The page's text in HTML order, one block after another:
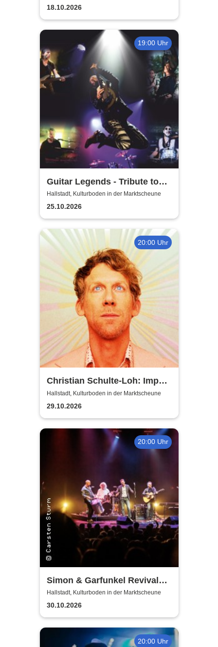
und Leben
18.10.2026
19:00 Uhr
Guitar Legends - Tribute to
Greatest Guitar-Hits
Hallstadt, Kulturboden in der Marktscheune
25.10.2026
20:00 Uhr
Christian Schulte-Loh: Import
Export
Hallstadt, Kulturboden in der Marktscheune
29.10.2026
20:00 Uhr
Simon & Garfunkel Revival
Band
Hallstadt, Kulturboden in der Marktscheune
30.10.2026
20:00 Uhr